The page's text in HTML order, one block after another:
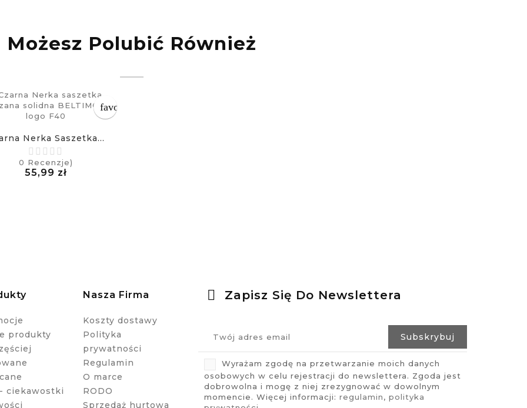
Możesz Polubić Również
favorite_border
Nerka Saszetka...
0 Recenzje)
55,99 złCena
Zapisz Się Do Newslettera
Wyrażam zgodę na przetwarzanie moich danych
osobowych w celu rejestracji do newslettera. Zgoda jest
dobrowolna i mogę z niej zrezygnować w dowolnym
momencie. Więcej informacji: regulamin, polityka
produkty
ciekawostki
Nasza Firma
Koszty dostawy
Polityka
prywatności
Regulamin
O marce
RODO
Sprzedaż hurtowa